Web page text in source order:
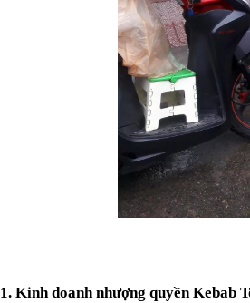
1. Kinh doanh nhượng quyền Kebab